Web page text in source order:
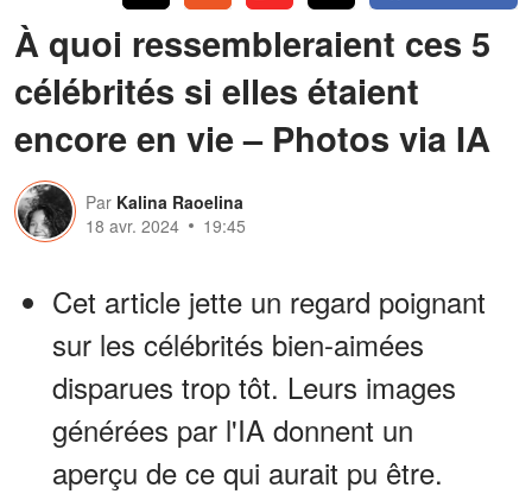
À quoi ressembleraient ces 5
célébrités si elles étaient
encore en vie – Photos via IA
Par Kalina Raoelina
18 avr. 2024
19:45
Cet article jette un regard poignant
sur les célébrités bien-aimées
disparues trop tôt. Leurs images
générées par l'IA donnent un
aperçu de ce qui aurait pu être.